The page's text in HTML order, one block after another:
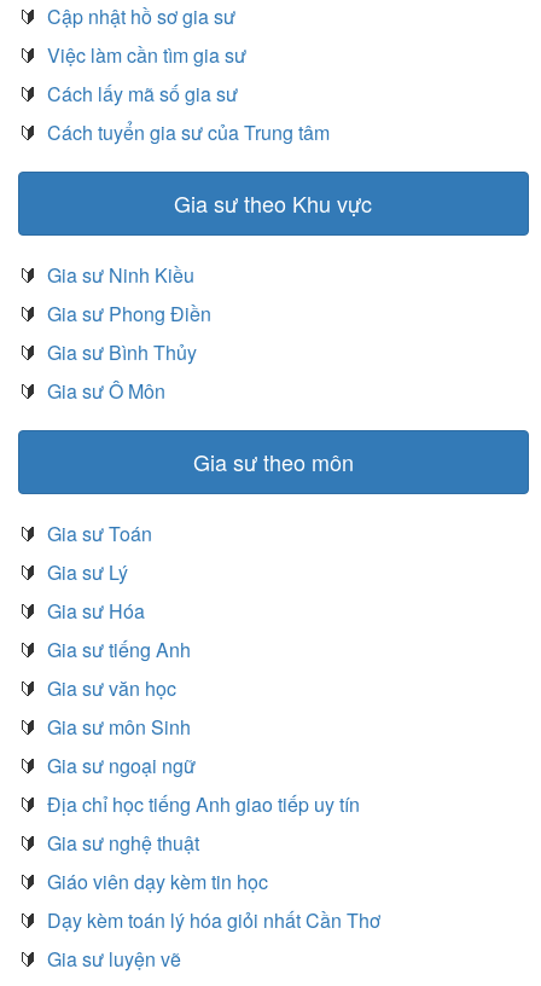
🔰 Cập nhật hồ sơ gia sư
🔰 Việc làm cần tìm gia sư
🔰 Cách lấy mã số gia sư
🔰 Cách tuyển gia sư của Trung tâm
Gia sư theo Khu vực
🔰 Gia sư Ninh Kiều
🔰 Gia sư Phong Điền
🔰 Gia sư Bình Thủy
🔰 Gia sư Ô Môn
Gia sư theo môn
🔰 Gia sư Toán
🔰 Gia sư Lý
🔰 Gia sư Hóa
🔰 Gia sư tiếng Anh
🔰 Gia sư văn học
🔰 Gia sư môn Sinh
🔰 Gia sư ngoại ngữ
🔰 Địa chỉ học tiếng Anh giao tiếp uy tín
🔰 Gia sư nghệ thuật
🔰 Giáo viên dạy kèm tin học
🔰 Dạy kèm toán lý hóa giỏi nhất Cần Thơ
🔰 Gia sư luyện vẽ